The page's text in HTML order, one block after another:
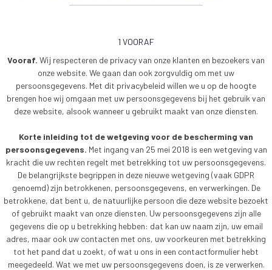
1 VOORAF
Vooraf. Wij respecteren de privacy van onze klanten en bezoekers van
onze website. We gaan dan ook zorgvuldig om met uw
persoonsgegevens. Met dit privacybeleid willen we u op de hoogte
brengen hoe wij omgaan met uw persoonsgegevens bij het gebruik van
deze website, alsook wanneer u gebruikt maakt van onze diensten.
Korte inleiding tot de wetgeving voor de bescherming van
persoonsgegevens. Met ingang van 25 mei 2018 is een wetgeving van
kracht die uw rechten regelt met betrekking tot uw persoonsgegevens.
De belangrijkste begrippen in deze nieuwe wetgeving (vaak GDPR
genoemd) zijn betrokkenen, persoonsgegevens, en verwerkingen. De
betrokkene, dat bent u, de natuurlijke persoon die deze website bezoekt
of gebruikt maakt van onze diensten. Uw persoonsgegevens zijn alle
gegevens die op u betrekking hebben: dat kan uw naam zijn, uw email
adres, maar ook uw contacten met ons, uw voorkeuren met betrekking
tot het pand dat u zoekt, of wat u ons in een contactformulier hebt
meegedeeld. Wat we met uw persoonsgegevens doen, is ze verwerken.